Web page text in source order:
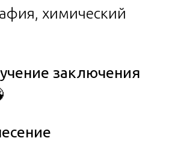
химический
заключения